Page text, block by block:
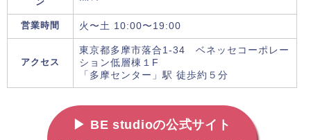
営業時間 火〜土 10:00〜19:00
アクセス
東京都多摩市落合1-34 ベネッセコーポレー
ション低層棟１F
「多摩センター」駅 徒歩約５分
▶ BE studioの公式サイト